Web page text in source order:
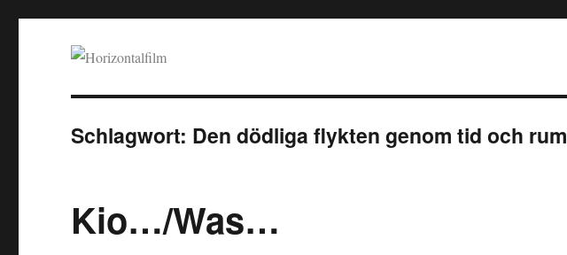
Schlagwort: Den dödliga flykten genom tid och rum
Kio…/Was…